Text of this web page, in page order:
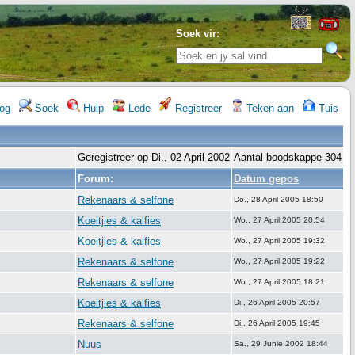
Soek vir:
Soek Hulp Lede Registreer Teken aan Tuis
Geregistreer op Di., 02 April 2002 Aantal boodskappe 304
Forum:
Datum gepos
Rekenaars & selfone
Do., 28 April 2005 18:50
Koeitjies & kalfies Wo., 27 April 2005 20:54
Koeitjies & kalfies Wo., 27 April 2005 19:32
Rekenaars & selfone Wo., 27 April 2005 19:22
Rekenaars & selfone Wo., 27 April 2005 18:21
Koeitjies & kalfies Di., 26 April 2005 20:57
Rekenaars & selfone Di., 26 April 2005 19:45
Nuus Sa., 29 Junie 2002 18:44